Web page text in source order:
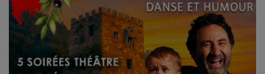
Team Building Radio
INFO